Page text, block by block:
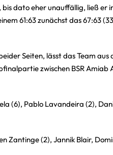
dato eher unauffällig, ließ er
61:63 zunächst das 67:63
Seiten, lässt das Team aus
zwischen BSR Amiab
(6), Pablo Lavandeira (2),
Zantinge (2), Jannik Blair,